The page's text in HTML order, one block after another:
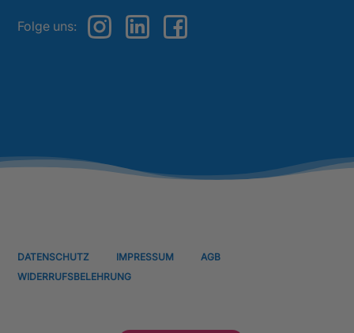
Folge uns:
DATENSCHUTZ IMPRESSUM
AGB
WIDERRUFSBELEHRUNG